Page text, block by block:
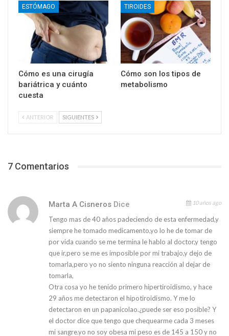
ESTÓMAGO
Cómo es una cirugía
bariátrica y cuánto
cuesta
TIROIDES
Cómo son los tipos de
metabolismo
ANTERIOR SIGUIENTES
7 Comentarios
Marta A Cisneros Dice 10 años ago
Tengo mas de 40 años padeciendo de esta enfermedad,y
siempre he tomado medicamento,yo lo he de tomar de
por vida cuando se me termina le hablo al doctor,y tengo
que ir,pero se me es imposible por mi trabajo,y dejo de
tomarla,pero yo no siento ninguna reacción al dejar de
tomarla,
Otra cosa yo he tenido primero hipertiroidismo, y hace
29 años me detectaron el hipotiroidismo. Y me lo
detectaron en un papanicolao.¿puede ser eso posible? Y
el doctor dice que tengo que chequearme cada 3 meses
mi sangre.yo no soy obesa mi peso es de 145 a 150 y no